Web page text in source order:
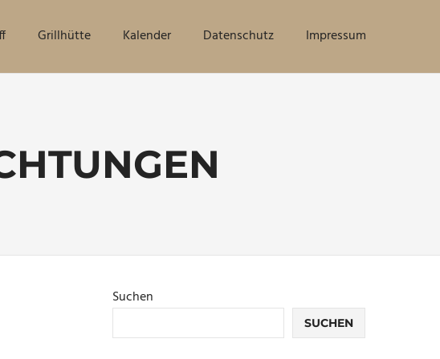
Grillhütte Kalender Datenschutz Impressum
Suchen
SUCHEN